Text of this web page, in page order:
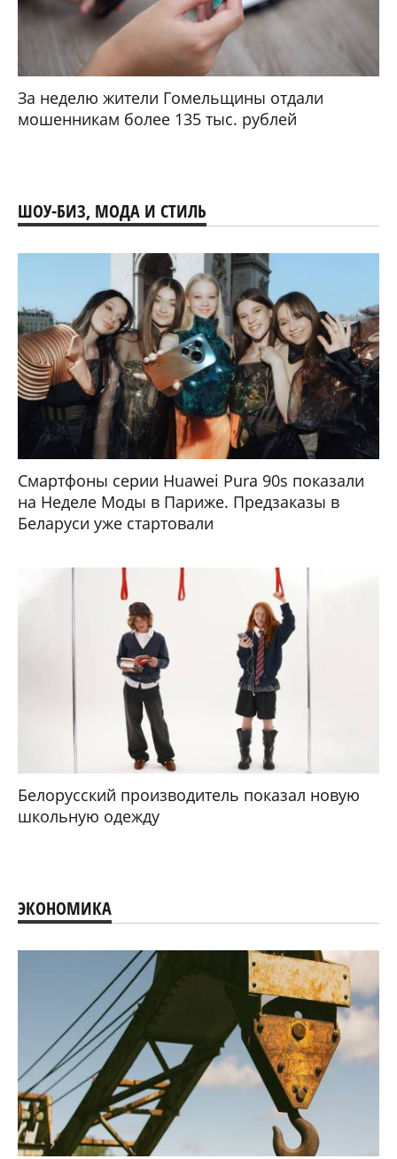
За неделю жители Гомельщины отдали
мошенникам более 135 тыс. рублей
ШОУ-БИЗ, МОДА И СТИЛЬ
Смартфоны серии Huawei Pura 90s показали
на Неделе Моды в Париже. Предзаказы в
Беларуси уже стартовали
Белорусский производитель показал новую
школьную одежду
ЭКОНОМИКА